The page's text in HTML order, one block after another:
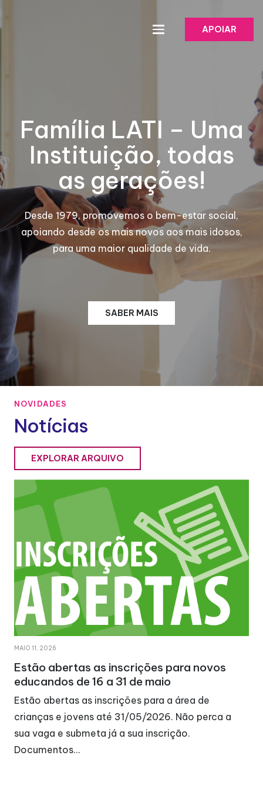
APOIAR
Família LATI – Uma
Instituição, todas
as gerações!
Desde 1979, promovemos o bem-estar social,
apoiando desde os mais novos aos mais idosos,
para uma maior qualidade de vida.
SABER MAIS
NOVIDADES
Notícias
EXPLORAR ARQUIVO
MAIO 11, 2026
Estão abertas as inscrições para novos
educandos de 16 a 31 de maio
Estão abertas as inscrições para a área de
crianças e jovens até 31/05/2026. Não perca a
sua vaga e submeta já a sua inscrição.
Documentos…